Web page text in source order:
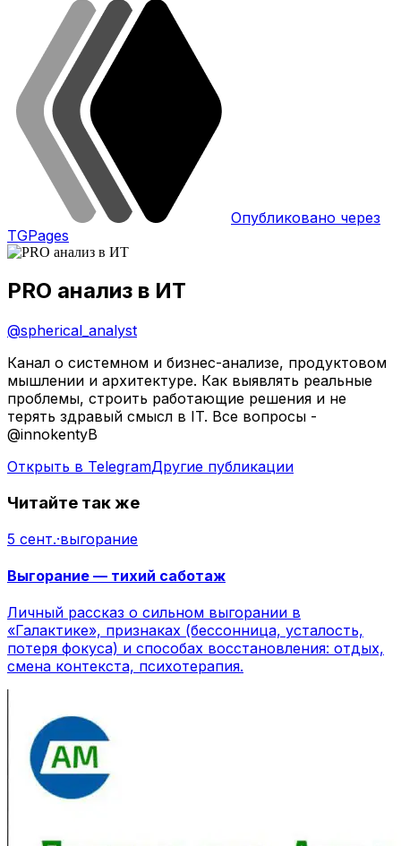
Опубликовано через
TGPages
PRO анализ в ИТ
@spherical_analyst
Канал о системном и бизнес-анализе, продуктовом
мышлении и архитектуре. Как выявлять реальные
проблемы, строить работающие решения и не
терять здравый смысл в IT. Все вопросы -
@innokentyB
Открыть в TelegramДругие публикации
Читайте так же
5 сент.·выгорание
Выгорание — тихий саботаж
Личный рассказ о сильном выгорании в
«Галактике», признаках (бессонница, усталость,
потеря фокуса) и способах восстановления: отдых,
смена контекста, психотерапия.